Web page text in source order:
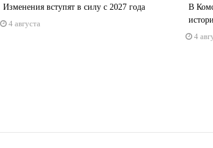
Изменения вступят в силу с 2027 года
4 августа
В
4